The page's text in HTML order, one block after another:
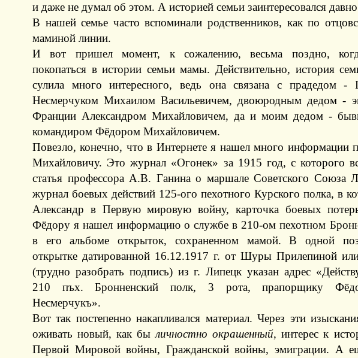
и даже не думал об этом. А историей семьи заинтересовался
В нашей семье часто вспоминали родственников, как по
маминой линии.
И вот пришел момент, к сожалению, весьма поздно,
покопаться в истории семьи мамы. Действительно, история
сулила много интересного, ведь она связана с прадедом -
Несмерчуком Михаилом Васильевичем, двоюродным дедом -
Франции Александром Михайловичем, да и моим дедом -
командиром Фёдором Михайловичем.
Повезло, конечно, что в Интернете я нашел много информации
Михайловичу. Это журнал «Огонек» за 1915 год, с которого
статья профессора А.В. Ганина о маршале Советского Союза
журнал боевых действий 125-ого пехотного Курского полка, в
Александр в Первую мировую войну, карточка боевых
Фёдору я нашел информацию о службе в 210-ом пехотном
в его альбоме открыток, сохраненном мамой. В одной
открытке датированной 16.12.1917 г. от Шуры Прилепиной
(трудно разобрать подпись) из г. Липецк указан адрес
210 пъх. Бронненский полк, 3 рота, прапорщику
Несмерчукъ».
Вот так постепенно накапливался материал. Через эти
оживать новый, как быличностно окрашенный, интерес к
Первой Мировой войны, Гражданской войны, эмиграции. А